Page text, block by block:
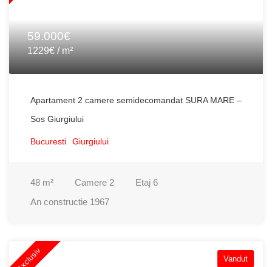
59.000€
1229€ / m²
Apartament 2 camere semidecomandat SURA MARE –
Sos Giurgiului
Bucuresti Giurgiului
48 m² Camere 2 Etaj 6
An constructie 1967
Exclusiv Vandut